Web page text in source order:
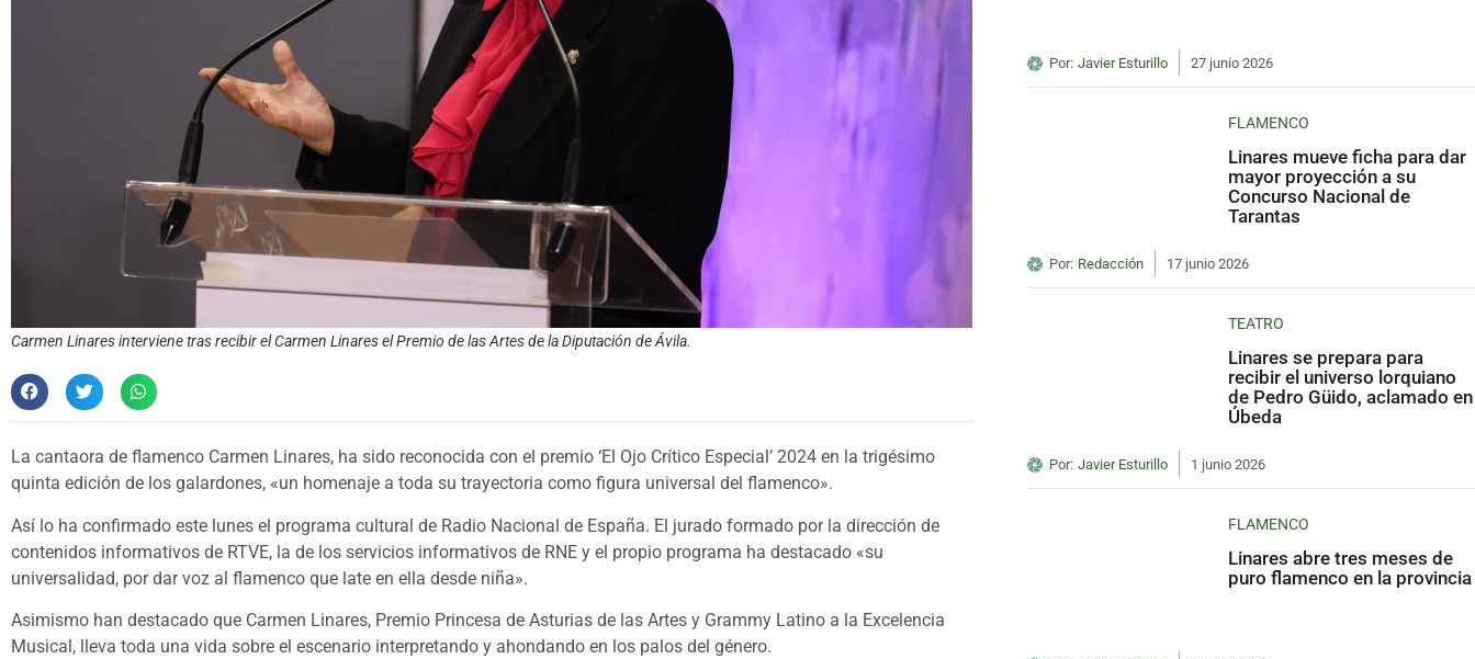
Carmen Linares interviene tras recibir el Carmen Linares el Premio de las Artes de la Diputación de Ávila.
La cantaora de flamenco Carmen Linares, ha sido reconocida con el premio ‘El Ojo Crítico Especial’ 2024 en la trigésimo
quinta edición de los galardones, «un homenaje a toda su trayectoria como figura universal del flamenco».
Así lo ha confirmado este lunes el programa cultural de Radio Nacional de España. El jurado formado por la dirección de
contenidos informativos de RTVE, la de los servicios informativos de RNE y el propio programa ha destacado «su
universalidad, por dar voz al flamenco que late en ella desde niña».
Asimismo han destacado que Carmen Linares, Premio Princesa de Asturias de las Artes y Grammy Latino a la Excelencia
Musical, lleva toda una vida sobre el escenario interpretando y ahondando en los palos del género.
Por: Javier Esturillo 27 junio 2026
FLAMENCO
Linares mueve ficha para dar
mayor proyección a su
Concurso Nacional de
Tarantas
Por: Redacción 17 junio 2026
TEATRO
Linares se prepara para
recibir el universo lorquiano
de Pedro Güido, aclamado en
Úbeda
Por: Javier Esturillo 1 junio 2026
FLAMENCO
Linares abre tres meses de
puro flamenco en la provincia